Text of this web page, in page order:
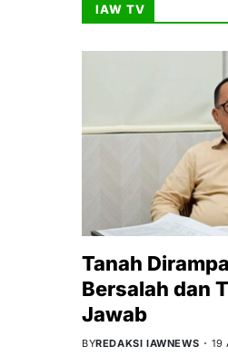
IAW TV
Tanah
Bersalah dan
Jawab
BYREDAKSI IAWNEWS 19